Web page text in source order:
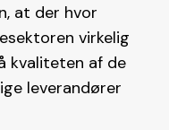
at der hvor
virkelig
kvaliteten af de
leverandører